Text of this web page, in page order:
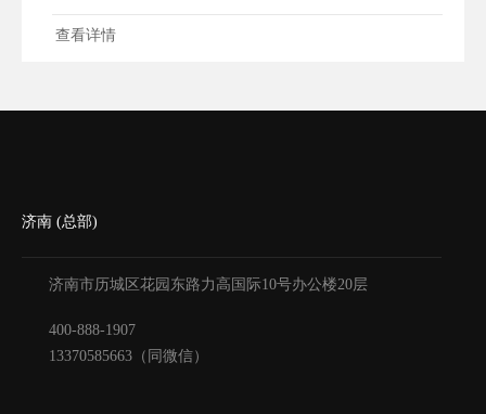
际转化需求，重点考虑以下七大核心因素，才能
查看详情
济南 (总部)
济南市历城区花园东路力高国际10号办公楼20层
400-888-1907
13370585663（同微信）